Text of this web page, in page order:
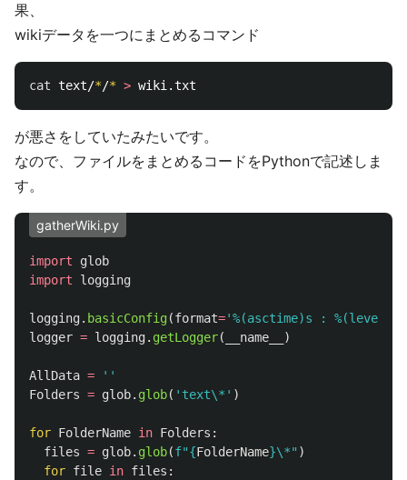
果、
wikiデータを一つにまとめるコマンド
cat text/*/* >
が悪さをしていたみたいです。
なので、ファイルをまとめるコードをPythonで記述しま
す。
gatherWiki.py
import
glob
import
logging
logging. basicConfig(format='%(asctime)s :
logger = logging. getLogger( __name__ )
AllData =
''
Folders = glob. glob( ' text\* ' )
for FolderName in Folders :
files = glob. glob(f"{FolderName}\*" )
for file in files :